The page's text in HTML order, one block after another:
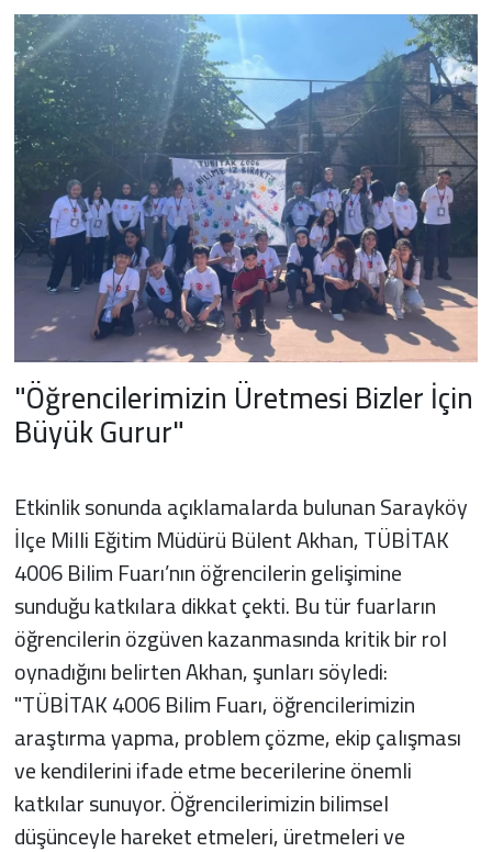
"Öğrencilerimizin Üretmesi Bizler İçin
Büyük Gurur"
Etkinlik sonunda açıklamalarda bulunan Sarayköy
İlçe Milli Eğitim Müdürü Bülent Akhan, TÜBİTAK
4006 Bilim Fuarı’nın öğrencilerin gelişimine
sunduğu katkılara dikkat çekti. Bu tür fuarların
öğrencilerin özgüven kazanmasında kritik bir rol
oynadığını belirten Akhan, şunları söyledi:
"TÜBİTAK 4006 Bilim Fuarı, öğrencilerimizin
araştırma yapma, problem çözme, ekip çalışması
ve kendilerini ifade etme becerilerine önemli
katkılar sunuyor. Öğrencilerimizin bilimsel
düşünceyle hareket etmeleri, üretmeleri ve